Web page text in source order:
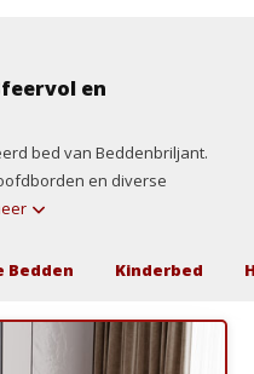
en
bed van Beddenbriljant.
en diverse
Bedden Kinderbed